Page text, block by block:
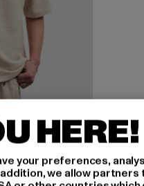
HERE!
your preferences,
we allow